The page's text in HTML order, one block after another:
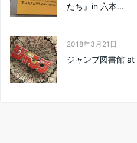
たち』in 六本...
2018年3月21日
ジャンプ図書館